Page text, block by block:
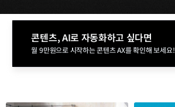
콘텐츠, AI로 자동화하고 싶다면
월 9만원으로 시작하는 콘텐츠 AX를 확인해 보세요!